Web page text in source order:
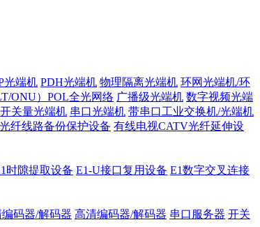
光端机 PDH光端机 物理隔离光端机 环网光端机/环
ONU）POL全光网络 广播级光端机 数字视频光端
开关量光端机 串口光端机 带串口工业交换机/光端机
光纤线路备份保护设备 有线电视CATV光纤延伸设
时隙提取设备 E1-U接口复用设备 E1数字交叉连接
码器/解码器 高清编码器/解码器 串口服务器 开关